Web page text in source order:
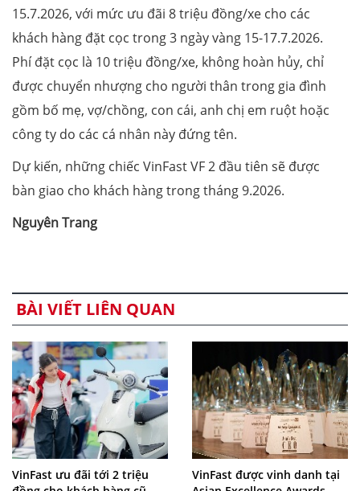
15.7.2026, với mức ưu đãi 8 triệu đồng/xe cho các
khách hàng đặt cọc trong 3 ngày vàng 15-17.7.2026.
Phí đặt cọc là 10 triệu đồng/xe, không hoàn hủy, chỉ
được chuyển nhượng cho người thân trong gia đình
gồm bố mẹ, vợ/chồng, con cái, anh chị em ruột hoặc
công ty do các cá nhân này đứng tên.
Dự kiến, những chiếc VinFast VF 2 đầu tiên sẽ được
bàn giao cho khách hàng trong tháng 9.2026.
Nguyên Trang
BÀI VIẾT LIÊN QUAN
VinFast ưu đãi tới 2 triệu
VinFast được vinh danh tại